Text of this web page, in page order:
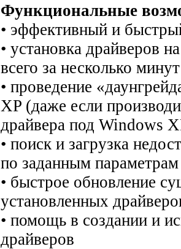
Функциональные
• эффективный и
• установка драйверов
всего за несколько минут
• проведение
XP (даже если
драйвера под Windows
• поиск и загрузка
по заданным
• быстрое обновление
установленных
• помощь в создании и
драйверов